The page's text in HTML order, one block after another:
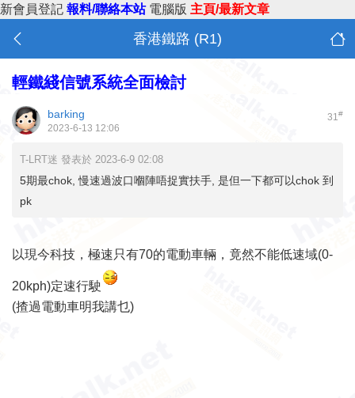
新會員登記 報料/聯絡本站 電腦版 主頁/最新文章
香港鐵路 (R1)
輕鐵綫信號系統全面檢討
31#
barking
2023-6-13 12:06
T-LRT迷 發表於 2023-6-9 02:08
5期最chok, 慢速過波口嗰陣唔捉實扶手, 是但一下都可以chok 到
pk
以現今科技，極速只有70的電動車輛，竟然不能低速域(0-
20kph)定速行駛
(揸過電動車明我講乜)